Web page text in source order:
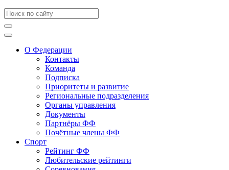
О Федерации
Контакты
Команда
Подписка
Приоритеты и развитие
Региональные подразделения
Органы управления
Документы
Партнёры ФФ
Почётные члены ФФ
Спорт
Рейтинг ФФ
Любительские рейтинги